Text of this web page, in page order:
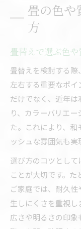
畳の色や
方
畳替えで選ぶ色
畳替えを検討する際
左右する重要なポイ
だけでなく、近年
り、カラーバリエ
た。これにより、和
ッシュな雰囲気も実
選び方のコツとし
ことが大切です。
ご家庭では、耐久
生しにくさを重視し
広さや明るさの印